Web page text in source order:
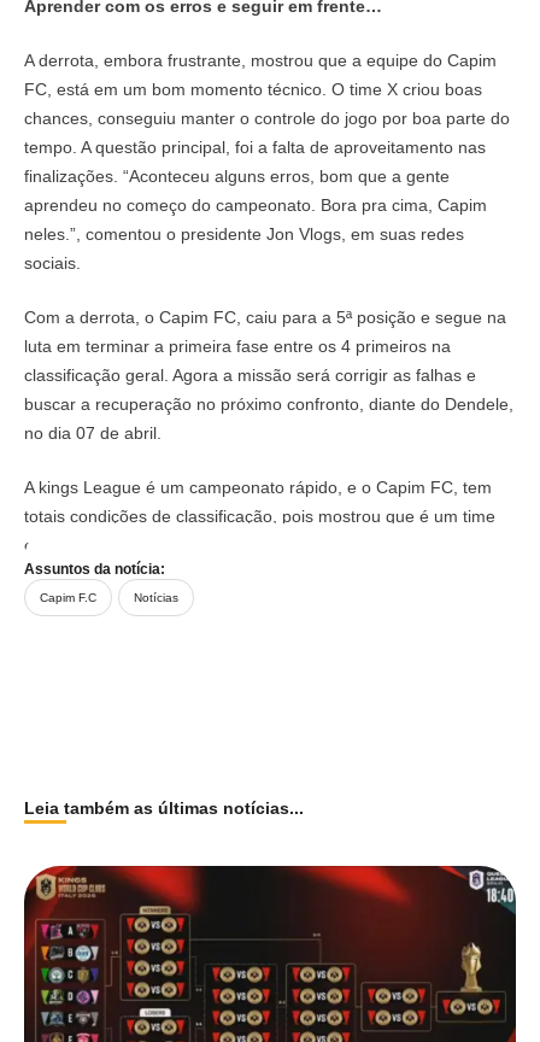
Aprender com os erros e seguir em frente…
A derrota, embora frustrante, mostrou que a equipe do Capim
FC, está em um bom momento técnico. O time X criou boas
chances, conseguiu manter o controle do jogo por boa parte do
tempo. A questão principal, foi a falta de aproveitamento nas
finalizações. “Aconteceu alguns erros, bom que a gente
aprendeu no começo do campeonato. Bora pra cima, Capim
neles.”, comentou o presidente Jon Vlogs, em suas redes
sociais.
Com a derrota, o Capim FC, caiu para a 5ª posição e segue na
luta em terminar a primeira fase entre os 4 primeiros na
classificação geral. Agora a missão será corrigir as falhas e
buscar a recuperação no próximo confronto, diante do Dendele,
no dia 07 de abril.
A kings League é um campeonato rápido, e o Capim FC, tem
totais condições de classificação, pois mostrou que é um time
competitivo e possui atletas de qualidade.
Assuntos da notícia:
Capim F.C Notícias
Leia também as últimas notícias...